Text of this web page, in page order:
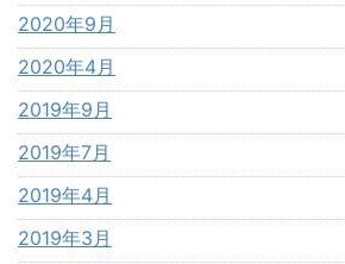
2020年9月
2020年4月
2019年9月
2019年7月
2019年4月
2019年3月